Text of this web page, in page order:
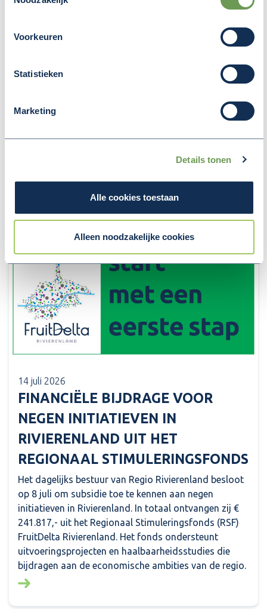
Voorkeuren
Statistieken
Marketing
Details tonen
Alle cookies toestaan
Alleen noodzakelijke cookies
(Opent in een nieuw venster)
(Opent in een nieuw
(Opent in een nieuw
14 juli 2026
FINANCIËLE BIJDRAGE VOOR
NEGEN INITIATIEVEN IN
RIVIERENLAND UIT HET
REGIONAAL STIMULERINGSFONDS
Het dagelijks bestuur van Regio Rivierenland besloot
op 8 juli om subsidie toe te kennen aan negen
initiatieven in Rivierenland. In totaal ontvangen zij €
241.817,- uit het Regionaal Stimuleringsfonds (RSF)
FruitDelta Rivierenland. Het fonds ondersteunt
uitvoeringsprojecten en haalbaarheidsstudies die
bijdragen aan de economische ambities van de regio.
Lees meer over: Financiële bijdrage voor negen